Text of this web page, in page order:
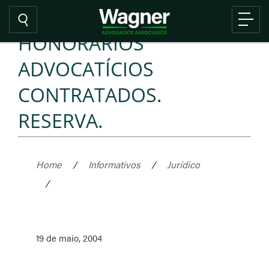
HONORÁRIOS
ADVOCATÍCIOS
CONTRATADOS.
RESERVA.
Home / Informativos /
Jurídico
/
19 de maio, 2004